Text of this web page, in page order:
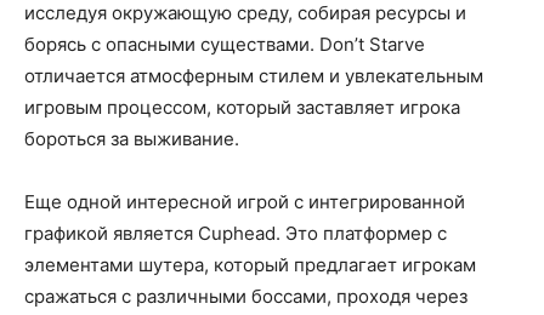
исследуя окружающую среду, собирая ресурсы и
борясь с опасными существами. Don’t Starve
отличается атмосферным стилем и увлекательным
игровым процессом, который заставляет игрока
бороться за выживание.
Еще одной интересной игрой с интегрированной
графикой является Cuphead. Это платформер с
элементами шутера, который предлагает игрокам
сражаться с различными боссами, проходя через